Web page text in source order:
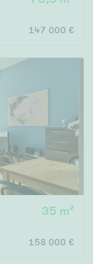
147 000 €
35 m²
158 000 €